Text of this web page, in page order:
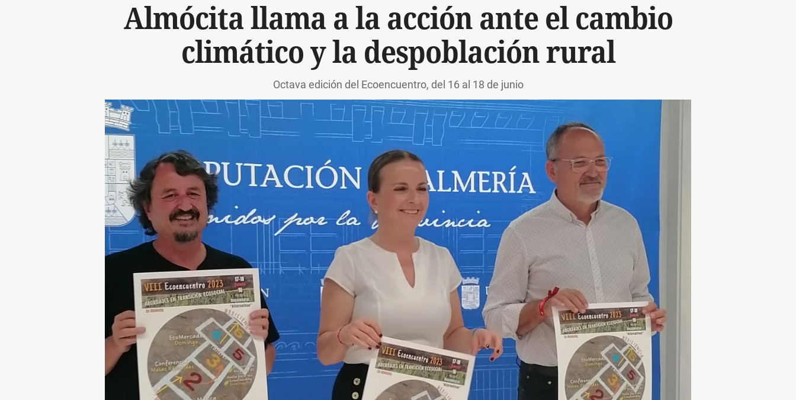
Almócita llama a la acción ante el cambio
climático y la despoblación rural
Octava edición del Ecoencuentro, del 16 al 18 de junio